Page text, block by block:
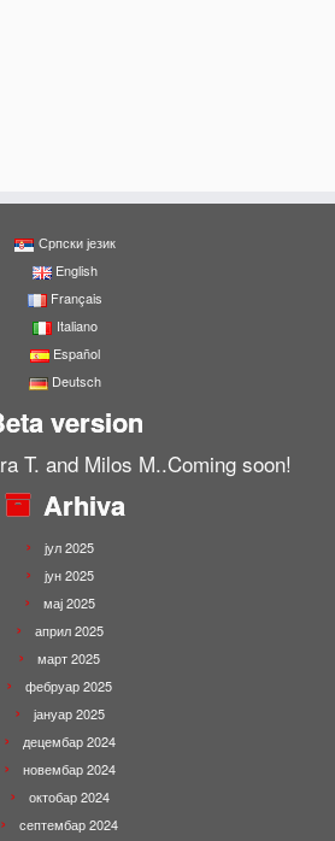
Српски језик
English
Français
Italiano
Español
Deutsch
version
T. and Milos M..Coming soon!
Arhiva
јул 2025
јун 2025
мај 2025
април 2025
март 2025
фебруар 2025
јануар 2025
децембар 2024
новембар 2024
октобар 2024
септембар 2024